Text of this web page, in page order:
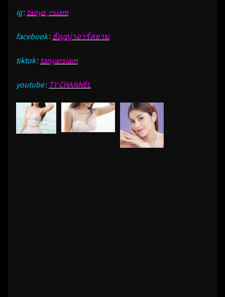
ig: tanya_rsiam
facebook: ธัญญ่าอาร์สยาม
tiktok: tanyarsiam
youtube: TY CHANNEL